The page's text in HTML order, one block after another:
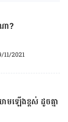
ា?
11/2021
ឡើង​ខ្ពស់ ដូច​គ្នា​